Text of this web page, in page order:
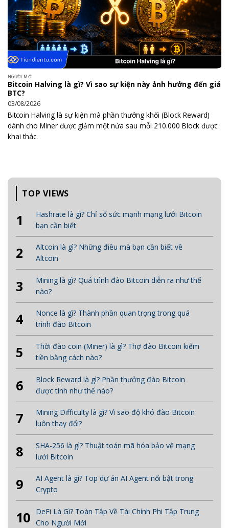
NGƯỜI MỚI
Bitcoin Halving là gì? Vì sao sự kiện này ảnh hưởng đến giá
BTC?
03/08/2026
Bitcoin Halving là sự kiện mà phần thưởng khối (Block Reward)
dành cho Miner được giảm một nửa sau mỗi 210.000 Block được
khai thác.
TOP VIEWS
1
Hashrate là gì? Chỉ số sức mạnh mạng lưới Bitcoin
bạn cần biết
2
Altcoin là gì? Những điều mà bạn cần biết về
Altcoin
3
Mining là gì? Quá trình đào Bitcoin diễn ra như thế
nào?
4
Nonce là gì? Thành phần quan trọng trong quá
trình đào Bitcoin
5
Thời đào coin (Miner) là gì? Thợ đào Bitcoin kiếm
tiền bằng cách nào?
6
Block Reward là gì? Phần thưởng đào Bitcoin
được tính như thế nào?
7
Mining Difficulty là gì? Vì sao độ khó đào Bitcoin
luôn thay đổi?
8
SHA-256 là gì? Thuật toán mã hóa bảo vệ mạng
lưới Bitcoin
9
AI Agent là gì? Top dự án AI Agent nổi bật trong
Crypto
10
DeFi Là Gì? Toàn Tập Về Tài Chính Phi Tập Trung
Cho Người Mới